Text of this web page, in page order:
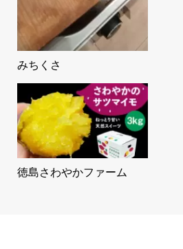
みちくさ
徳島さわやかファーム